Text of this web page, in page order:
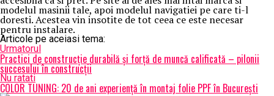
modelul masinii tale, apoi modelul navigatiei pe care ti-l
doresti. Acestea vin insotite de tot ceea ce este necesar
pentru instalare.
Articole pe aceiasi tema:
Urmatorul
Practici de construcție durabilă și forță de muncă calificată – pilonii
succesului în construcții
Nu ratati
COLOR TUNING: 20 de ani experiență în montaj folie PPF în București